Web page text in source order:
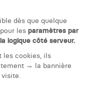
dès que quelque
les paramètres par
logique côté serveur.
les cookies, ils
→ la bannière